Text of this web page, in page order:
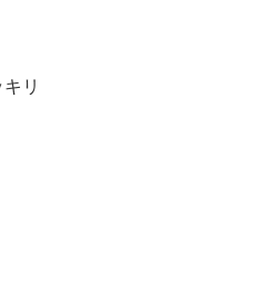
リ